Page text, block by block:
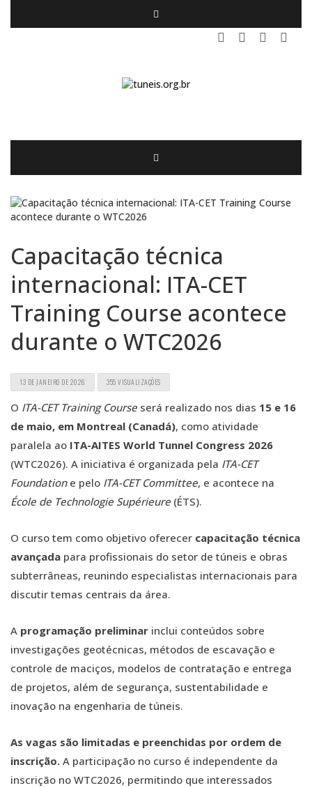
Capacitação técnica
internacional: ITA-CET
Training Course acontece
durante o WTC2026
13 DE JANEIRO DE 2026 355 VISUALIZAÇÕES
O ITA-CET Training Course será realizado nos dias 15 e 16
de maio, em Montreal (Canadá), como atividade
paralela ao ITA-AITES World Tunnel Congress 2026
(WTC2026). A iniciativa é organizada pela ITA-CET
Foundatione pelo ITA-CET Committee, e acontece na
École de Technologie Supérieure (ÉTS).
O curso tem como objetivo oferecer capacitação técnica
avançada para profissionais do setor de túneis e obras
subterrâneas, reunindo especialistas internacionais para
discutir temas centrais da área.
A programação preliminar inclui conteúdos sobre
investigações geotécnicas, métodos de escavação e
controle de maciços, modelos de contratação e entrega
de projetos, além de segurança, sustentabilidade e
inovação na engenharia de túneis.
As vagas são limitadas e preenchidas por ordem de
inscrição. A participação no curso é independente da
inscrição no WTC2026, permitindo que interessados